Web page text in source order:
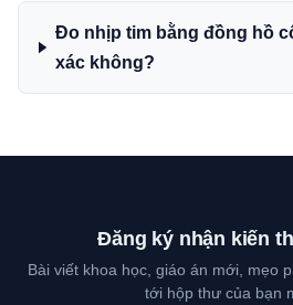
Đo nhịp tim bằng đồng hồ
xác không?
Đăng ký nhận kiến
Bài viết khoa học, giáo án mới, mẹo
tới hộp thư của bạn